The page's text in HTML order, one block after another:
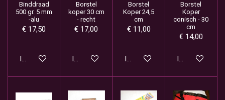
Binddraad
500 gr. 5 mm
-alu
€ 17,50
In winkelwagen
Borstel
koper 30 cm
- recht
€ 17,00
In winkelwagen
Borstel
Koper 24,5
cm
€ 11,00
In winkelwagen
Borstel
Koper
conisch - 30
cm
€ 14,00
In